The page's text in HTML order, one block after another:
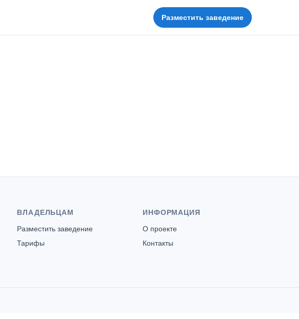
Разместить заведение
ВЛАДЕЛЬЦАМ
Разместить заведение
Тарифы
ИНФОРМАЦИЯ
О проекте
Контакты